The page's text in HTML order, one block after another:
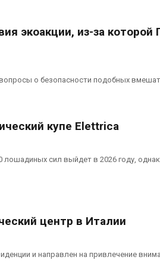
экоакции, из-за которой
о безопасности подобных
купе Elettrica
сил выйдет в 2026 году,
центр в Италии
и направлен на привлечение